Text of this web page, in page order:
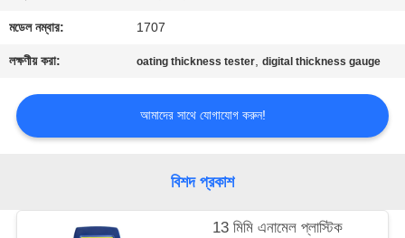
উদ্ধৃতির
আবেদন
ম্যাপ
মডেল নম্বার: 1707
লক্ষণীয় করা: oating thickness tester,digital thickness gauge
আমাদের সাথে যোগাযোগ করুন!
বিশদ প্রকাশ
13 মিমি এনামেল প্লাস্টিক